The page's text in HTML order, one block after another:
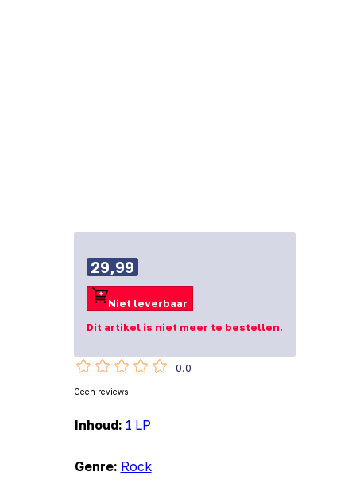
Inhoud: 1 LP
Genre: Rock
29,99
Niet leverbaar
Dit artikel is niet meer te bestellen.
0.0
Geen reviews